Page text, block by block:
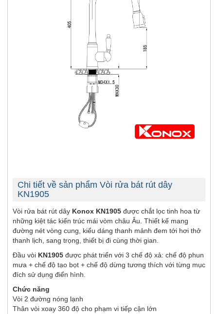
Chi tiết về sản phẩm Vòi rửa bát rút dây
KN1905
Vòi rửa bát rút dây Konox KN1905 được chắt lọc tinh hoa từ
những kiệt tác kiến trúc mái vòm châu Âu. Thiết kế mang
đường nét vòng cung, kiểu dáng thanh mảnh đem tới hơi thở
thanh lịch, sang trọng, thiết bị đi cùng thời gian.
Đầu vòi KN1905 được phát triển với 3 chế độ xả: chế độ phun
mưa + chế độ tạo bọt + chế độ dừng tương thích với từng mục
đích sử dụng điển hình.
Chức năng
Vòi 2 đường nóng lạnh
Thân vòi xoay 360 độ cho phạm vi tiếp cận lớn